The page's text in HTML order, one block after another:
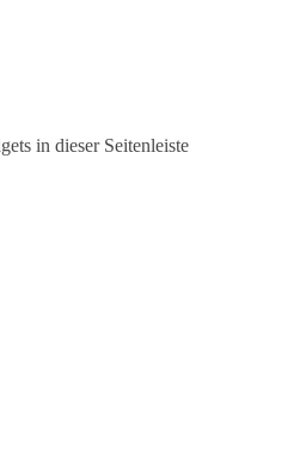
in dieser Seitenleiste